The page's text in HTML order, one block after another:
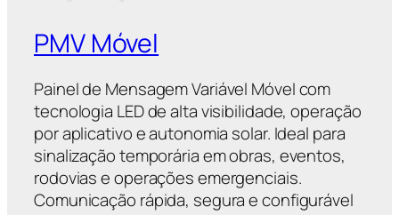
PMV Móvel
Painel de Mensagem Variável Móvel com
tecnologia LED de alta visibilidade, operação
por aplicativo e autonomia solar. Ideal para
sinalização temporária em obras, eventos,
rodovias e operações emergenciais.
Comunicação rápida, segura e configurável